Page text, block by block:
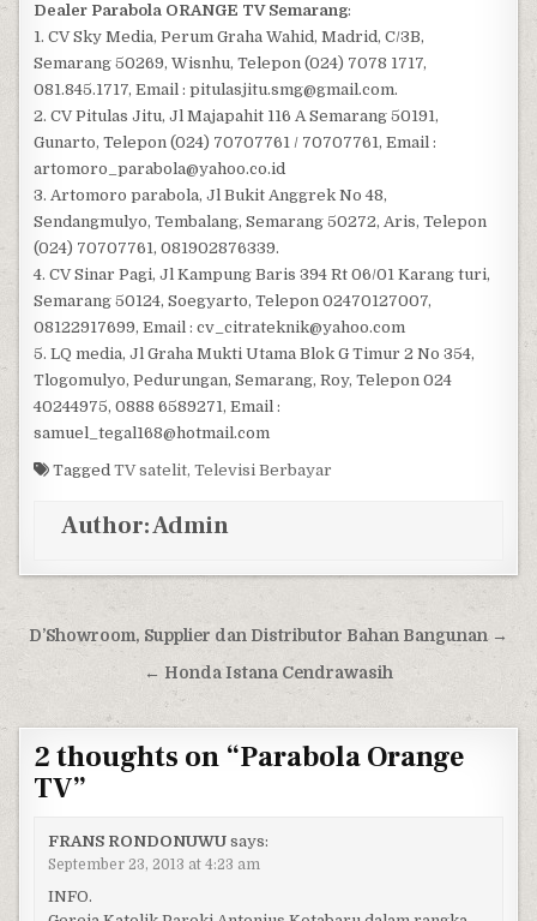
Dealer Parabola ORANGE TV Semarang:
1. CV Sky Media, Perum Graha Wahid, Madrid, C/3B,
Semarang 50269, Wisnhu, Telepon (024) 7078 1717,
081.845.1717, Email : pitulasjitu.smg@gmail.com.
2. CV Pitulas Jitu, Jl Majapahit 116 A Semarang 50191,
Gunarto, Telepon (024) 70707761 / 70707761, Email :
artomoro_parabola@yahoo.co.id
3. Artomoro parabola, Jl Bukit Anggrek No 48,
Sendangmulyo, Tembalang, Semarang 50272, Aris, Telepon
(024) 70707761, 081902876339.
4. CV Sinar Pagi, Jl Kampung Baris 394 Rt 06/01 Karang turi,
Semarang 50124, Soegyarto, Telepon 02470127007,
08122917699, Email : cv_citrateknik@yahoo.com
5. LQ media, Jl Graha Mukti Utama Blok G Timur 2 No 354,
Tlogomulyo, Pedurungan, Semarang, Roy, Telepon 024
40244975, 0888 6589271, Email :
samuel_tegal168@hotmail.com
TaggedTV satelit, Televisi Berbayar
Author:Admin
Post navigation
D’Showroom, Supplier dan Distributor Bahan Bangunan →
← Honda Istana Cendrawasih
2 thoughts on “Parabola Orange
TV”
FRANS RONDONUWU says:
September 23, 2013 at 4:23 am
INFO.